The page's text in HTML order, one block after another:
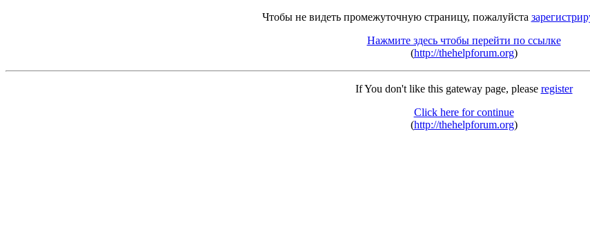
Чтобы не видеть промежуточную страницу, пожалуйста
Нажмите здесь чтобы перейти по ссылке
(http://thehelpforum.org)
If You don't like this gateway page, please register
Click here for continue
(http://thehelpforum.org)